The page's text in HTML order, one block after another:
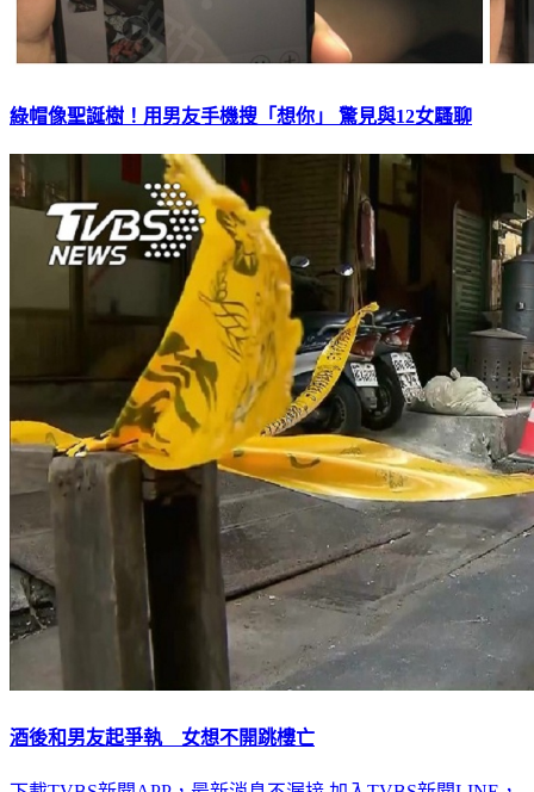
綠帽像聖誕樹！用男友手機搜「想你」 驚見與12女騷聊
酒後和男友起爭執 女想不開跳樓亡